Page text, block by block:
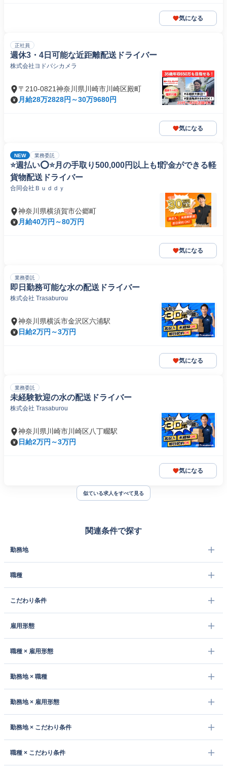
気になる
正社員
週休3・4日可能な近距離配送ドライバー
株式会社ヨドバシカメラ
〒210-0821神奈川県川崎市川崎区殿町
月給28万2828円～30万9680円
気になる
NEW 業務委託
⭐️週払い⭕️⭐️月の手取り500,000円以上も❗️貯金ができる軽
貨物配送ドライバー
合同会社Ｂｕｄｄｙ
神奈川県横須賀市公郷町
月給40万円～80万円
気になる
業務委託
即日勤務可能な水の配送ドライバー
株式会社 Trasaburou
神奈川県横浜市金沢区六浦駅
日給2万円～3万円
気になる
業務委託
未経験歓迎の水の配送ドライバー
株式会社 Trasaburou
神奈川県川崎市川崎区八丁畷駅
日給2万円～3万円
気になる
似ている求人をすべて見る
関連条件で探す
勤務地
職種
こだわり条件
雇用形態
職種 × 雇用形態
勤務地 × 職種
勤務地 × 雇用形態
勤務地 × こだわり条件
職種 × こだわり条件